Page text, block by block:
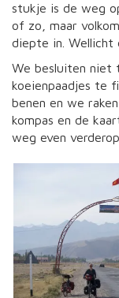
stukje is de weg
of zo, maar
diepte in. Wellicht
We besluiten niet
koeienpaadjes te
benen en we
kompas en de
weg even